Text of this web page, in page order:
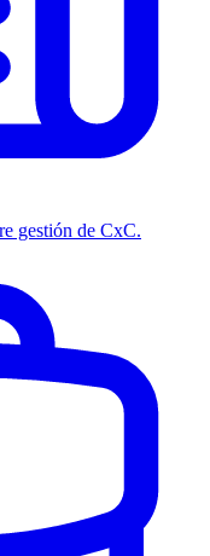
gestión de CxC.